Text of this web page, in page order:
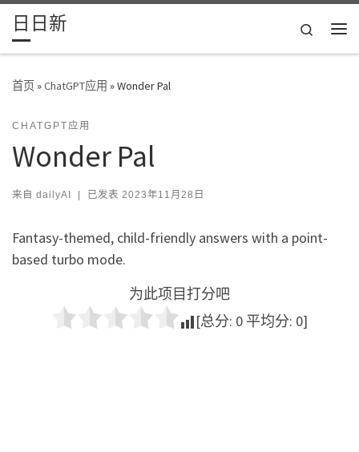
Skip to content
日日新
Search
首页»ChatGPT应用 »Wonder Pal
CHATGPT应用
Wonder Pal
来自 dailyAI | 已发表 2023年11月28日
Fantasy-themed, child-friendly answers with a point-
based turbo mode.
为此项目打分吧
[总分: 0 平均分: 0]